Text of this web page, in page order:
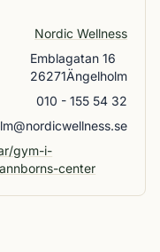
Nordic Wellness
Emblagatan 16
26271Ängelholm
010 - 155 54 32
gym-i-
center